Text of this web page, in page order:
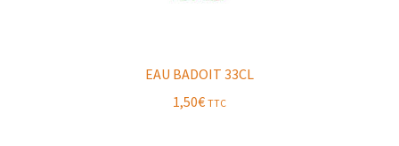
EAU BADOIT 33CL
1,50€ TTC